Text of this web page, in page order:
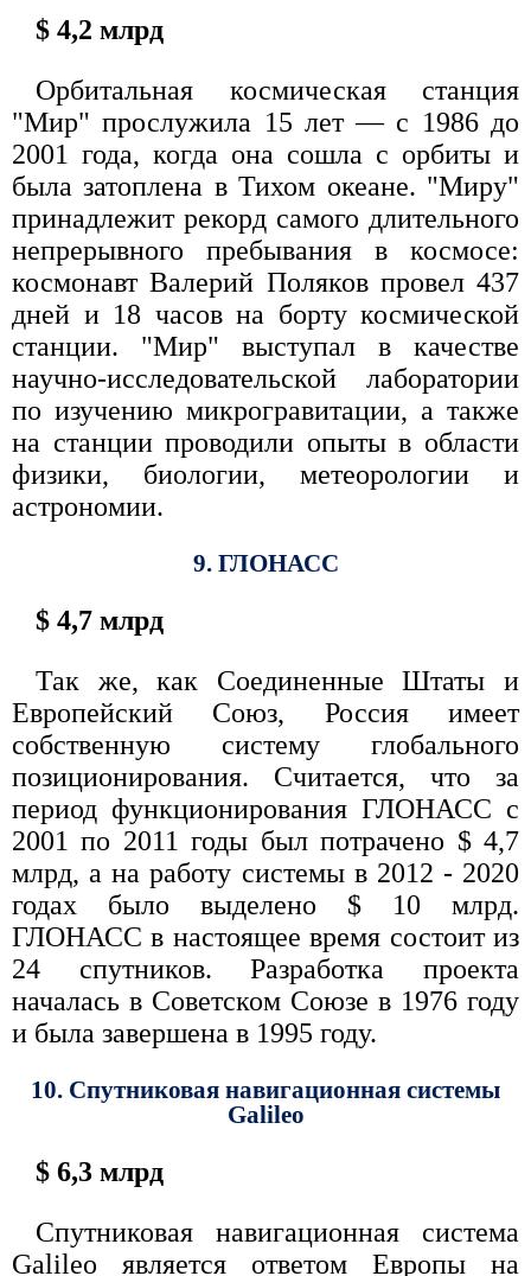
$ 4,2 млрд
Орбитальная космическая станция
"Мир" прослужила 15 лет — с 1986 до
2001 года, когда она сошла с орбиты и
была затоплена в Тихом океане. "Миру"
принадлежит рекорд самого длительного
непрерывного пребывания в космосе:
космонавт Валерий Поляков провел 437
дней и 18 часов на борту космической
станции. "Мир" выступал в качестве
научно-исследовательской лаборатории
по изучению микрогравитации, а также
на станции проводили опыты в области
физики, биологии, метеорологии и
астрономии.
9. ГЛОНАСС
$ 4,7 млрд
Так же, как Соединенные Штаты и
Европейский Союз, Россия имеет
собственную систему глобального
позиционирования. Считается, что за
период функционирования ГЛОНАСС с
2001 по 2011 годы был потрачено $ 4,7
млрд, а на работу системы в 2012 - 2020
годах было выделено $ 10 млрд.
ГЛОНАСС в настоящее время состоит из
24 спутников. Разработка проекта
началась в Советском Союзе в 1976 году
и была завершена в 1995 году.
10. Спутниковая навигационная системы
Galileo
$ 6,3 млрд
Спутниковая навигационная система
Galileo является ответом Европы на